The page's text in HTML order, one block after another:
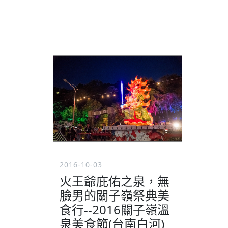
2016-10-03
火王爺庇佑之泉，無
臉男的關子嶺祭典美
食行--2016關子嶺溫
泉美食節(台南白河)